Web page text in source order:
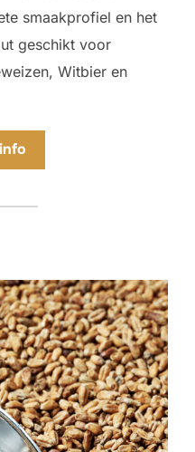
smaakprofiel en het
geschikt voor
Witbier en